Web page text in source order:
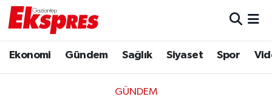
Ekonomi Gündem Sağlık Siyaset Spor
GÜNDEM
Ekonomi
Trafik Durumu